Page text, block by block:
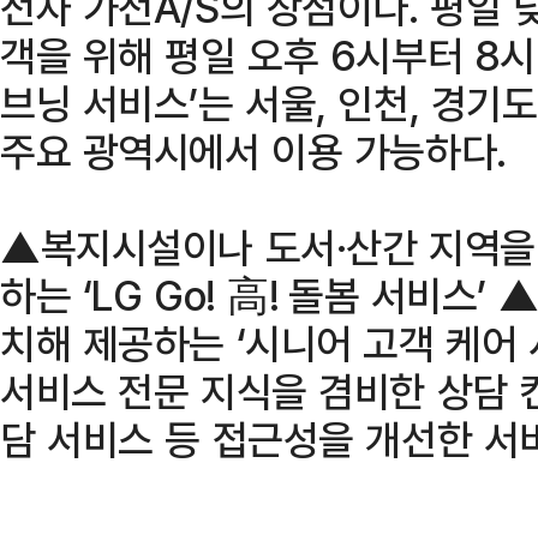
객을 위해 평일 오후 6시부터 8
브닝 서비스’는 서울, 인천, 경기
주요 광역시에서 이용 가능하다.
▲복지시설이나 도서·산간 지역
하는 ‘LG Go! 高! 돌봄 서비스’
치해 제공하는 ‘시니어 고객 케
서비스 전문 지식을 겸비한 상담
담 서비스 등 접근성을 개선한 서